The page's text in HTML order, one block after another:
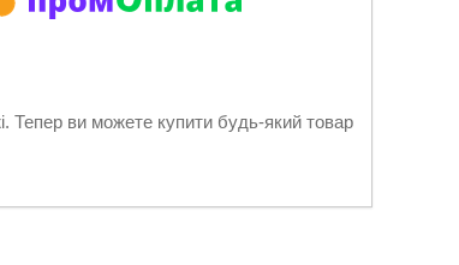
Тепер ви можете купити будь-який товар